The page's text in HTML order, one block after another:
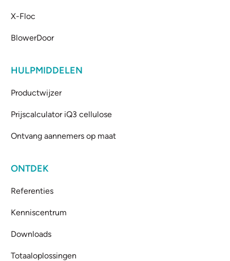
X-Floc
BlowerDoor
HULPMIDDELEN
Productwijzer
Prijscalculator iQ3 cellulose
Ontvang aannemers op maat
ONTDEK
Referenties
Kenniscentrum
Downloads
Totaaloplossingen